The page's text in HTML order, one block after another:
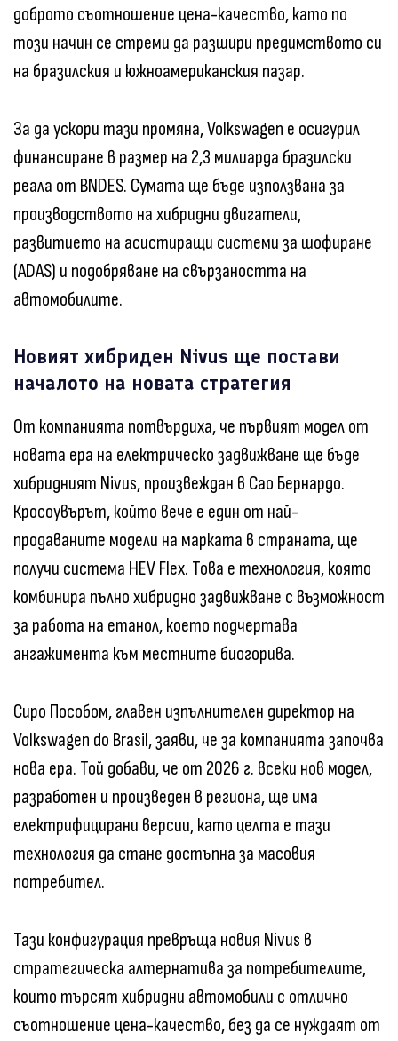
доброто съотношение цена-качество, като по
този начин се стреми да разшири предимството си
на бразилския и южноамериканския пазар.
За да ускори тази промяна, Volkswagen е осигурил
финансиране в размер на 2,3 милиарда бразилски
реала от BNDES. Сумата ще бъде използвана за
производството на хибридни двигатели,
развитието на асистиращи системи за шофиране
(ADAS) и подобряване на свързаността на
автомобилите.
Новият хибриден Nivus ще постави
началото на новата стратегия
От компанията потвърдиха, че първият модел от
новата ера на електрическо задвижване ще бъде
хибридният Nivus, произвеждан в Сао Бернардо.
Кросоувърът, който вече е един от най-
продаваните модели на марката в страната, ще
получи система HEV Flex. Това е технология, която
комбинира пълно хибридно задвижване с възможност
за работа на етанол, което подчертава
ангажимента към местните биогорива.
Сиро Пособом, главен изпълнителен директор на
Volkswagen do Brasil, заяви, че за компанията започва
нова ера. Той добави, че от 2026 г. всеки нов модел,
разработен и произведен в региона, ще има
електрифицирани версии, като целта е тази
технология да стане достъпна за масовия
потребител.
Тази конфигурация превръща новия Nivus в
стратегическа алтернатива за потребителите,
които търсят хибридни автомобили с отлично
съотношение цена-качество, без да се нуждаят от